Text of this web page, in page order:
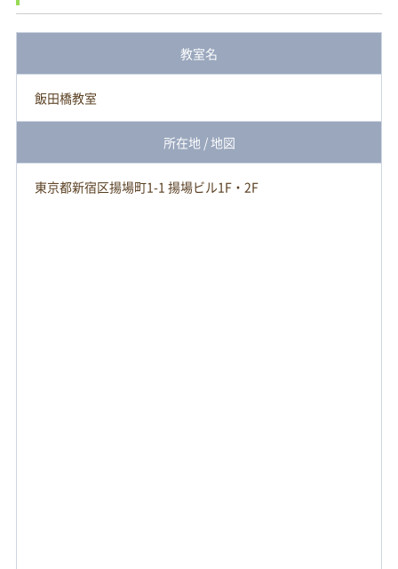
教室名
飯田橋教室
所在地 / 地図
東京都新宿区揚場町1-1 揚場ビル1F・2F